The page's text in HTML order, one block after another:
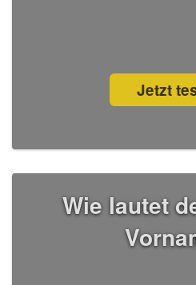
Jetzt
Wie lautet